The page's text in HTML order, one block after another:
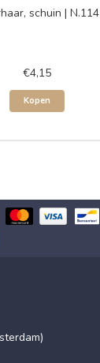
schuin | N.114
€4,15
Kopen